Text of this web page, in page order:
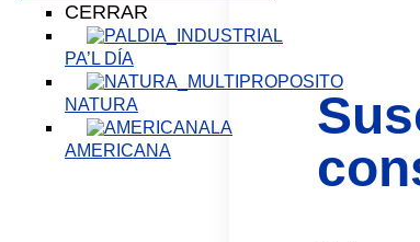
CERRAR
PA’L DÍA
NATURA
LA
AMERICANA